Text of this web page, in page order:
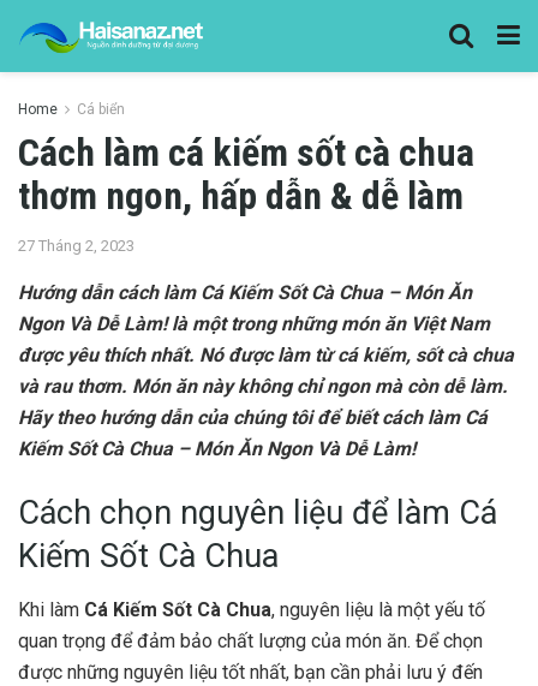
Home Cá biển
Cách làm cá kiếm sốt cà chua
thơm ngon, hấp dẫn & dễ làm
27 Tháng 2, 2023
Hướng dẫn cách làm Cá Kiếm Sốt Cà Chua – Món Ăn
Ngon Và Dễ Làm! là một trong những món ăn Việt Nam
được yêu thích nhất. Nó được làm từ cá kiếm, sốt cà chua
và rau thơm. Món ăn này không chỉ ngon mà còn dễ làm.
Hãy theo hướng dẫn của chúng tôi để biết cách làm Cá
Kiếm Sốt Cà Chua – Món Ăn Ngon Và Dễ Làm!
Cách chọn nguyên liệu để làm Cá
Kiếm Sốt Cà Chua
Khi làm Cá Kiếm Sốt Cà Chua, nguyên liệu là một yếu tố
quan trọng để đảm bảo chất lượng của món ăn. Để chọn
được những nguyên liệu tốt nhất, bạn cần phải lưu ý đến